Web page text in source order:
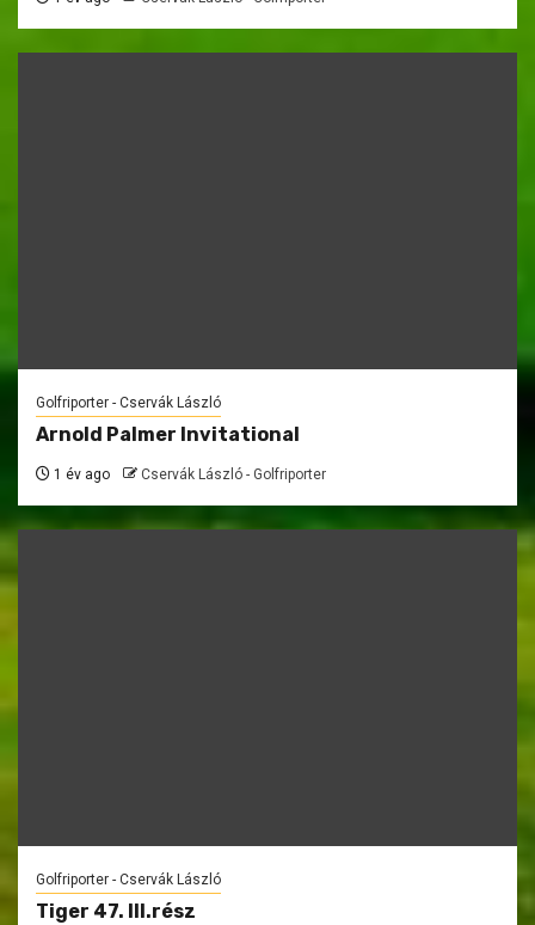
Golfriporter - Cservák László
Arnold Palmer Invitational
1 év ago Cservák László - Golfriporter
Golfriporter - Cservák László
Tiger 47. III.rész